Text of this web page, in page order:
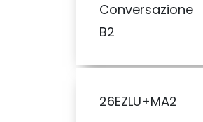
Conversazione
B2
26EZLU+MA2